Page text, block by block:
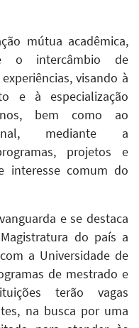
mútua acadêmica,
o intercâmbio de
visando à
e à especialização
bem como ao
mediante a
projetos e
interesse comum do
e se destaca
do país a
a Universidade de
de mestrado e
terão vagas
na busca por uma